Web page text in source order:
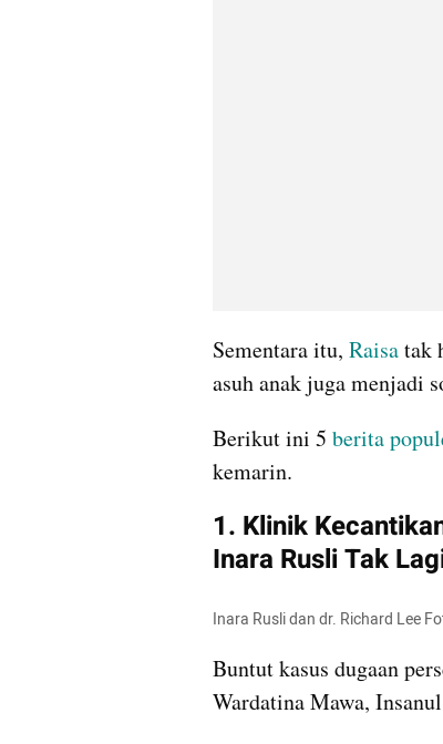
Sementara itu, Raisa tak
asuh anak juga menjadi
Berikut ini 5 berita
kemarin.
1. Klinik
Inara Rusli Tak
Inara Rusli dan dr. Richard Lee
Buntut kasus dugaan
Wardatina Mawa,